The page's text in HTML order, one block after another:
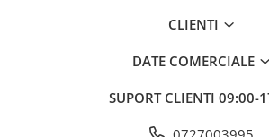
experiența speciala, plina de culoare și
CLIENTI
DATE COMERCIALE
SUPORT CLIENTI 09:00-